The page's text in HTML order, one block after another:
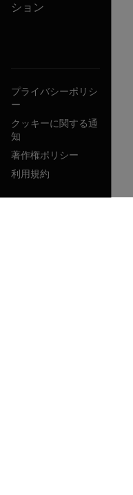
ション
プライバシーポリシ
ー
クッキーに関する通
知
著作権ポリシー
利用規約